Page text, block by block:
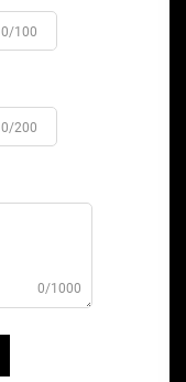
0/100
0/200
0/1000